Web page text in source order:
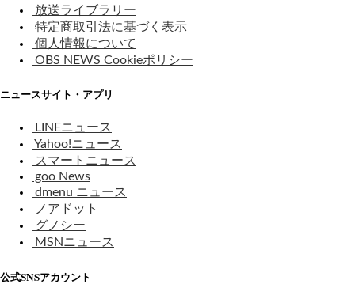
放送ライブラリー
特定商取引法に基づく表示
個人情報について
OBS NEWS Cookieポリシー
ニュースサイト・アプリ
LINEニュース
Yahoo!ニュース
スマートニュース
goo News
dmenu ニュース
ノアドット
グノシー
MSNニュース
公式SNSアカウント